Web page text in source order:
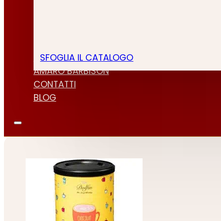
SFOGLIA IL CATALOGO
CHI SIAMO
AMARO BARBISON
CONTATTI
BLOG